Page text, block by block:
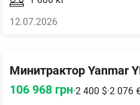
12.07.2026
Минитрактор Yanmar
106 968 грн·2 400 $·2 076